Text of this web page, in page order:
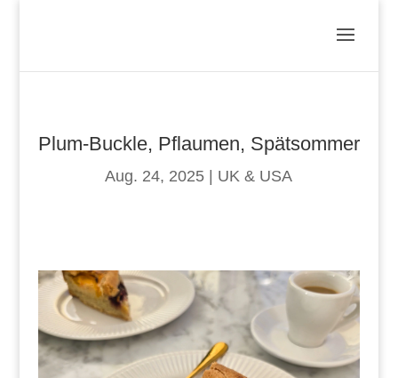
Plum-Buckle, Pflaumen, Spätsommer
Aug. 24, 2025 UK & USA